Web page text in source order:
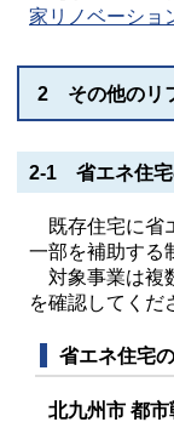
家リノベーショ
2 その他のリ
2-1 省エネ住
既存住宅に省
一部を補助する
対象事業は複
を確認してくだ
省エネ住宅
北九州市 都市